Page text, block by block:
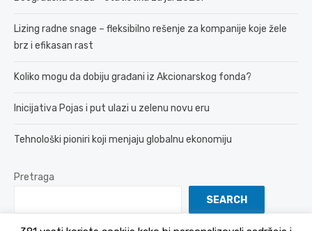
Lizing radne snage – fleksibilno rešenje za kompanije koje žele
brz i efikasan rast
Koliko mogu da dobiju građani iz Akcionarskog fonda?
Inicijativa Pojas i put ulazi u zelenu novu eru
Tehnološki pioniri koji menjaju globalnu ekonomiju
Pretraga
SEARCH